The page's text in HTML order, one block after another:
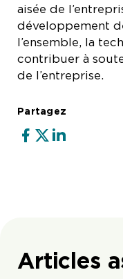
aisée de
développement
l’ensemble, la
contribuer à
de l’entreprise.
Partagez
Articles